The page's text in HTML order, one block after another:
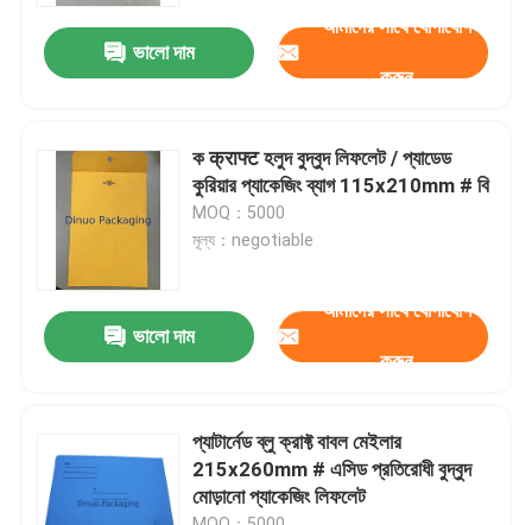
আমাদের সম্পর্কে
মান নিয়ন্ত্রণ
আমাদের সাথে যোগাযোগ করুন
খবর
বুদ্বুদ মেইলিং ব্যাগ
ভালো দাম
আমাদের সাথে যোগাযোগ
করুন
ক क्राफ्ट হলুদ বুদ্বুদ লিফলেট / প্যাডেড
কুরিয়ার প্যাকেজিং ব্যাগ 115x210mm # বি
MOQ：5000
মূল্য：negotiable
ভালো দাম
আমাদের সাথে যোগাযোগ
করুন
প্যাটার্নেড ব্লু ক্রাফ্ট বাবল মেইলার
215x260mm # এসিড প্রতিরোধী বুদ্বুদ
মোড়ানো প্যাকেজিং লিফলেট